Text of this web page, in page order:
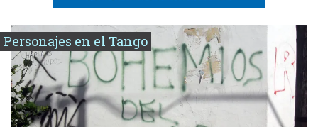
Personajes en el Tango